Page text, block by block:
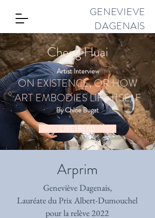
GENEVIEVE
DAGENAIS
Cheng Huai
Artist Interview
ON EXISTENCE, OR HOW
ART EMBODIES LIFE ITSELF
By Chloe Bugat
LIRE | READ
Geneviève Dagenais,
Lauréate du Prix Albert-Dumouchel
pour la relève 2022
Arprim